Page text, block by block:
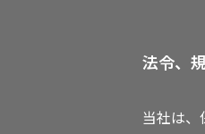
法令、
当社は